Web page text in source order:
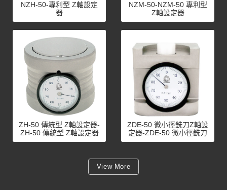
NZH-50-專利型 Z軸設定
器
NZM-50-NZM-50 專利型
Z軸設定器
ZH-50 傳統型 Z軸設定器-
ZH-50 傳統型 Z軸設定器
ZDE-50 微小徑銑刀Z軸設
定器-ZDE-50 微小徑銑刀
Z軸設定器
View More